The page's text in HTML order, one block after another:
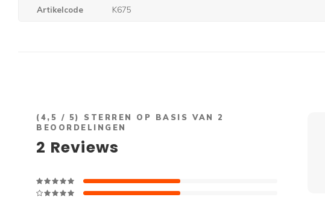
Artikelcode K675
(4,5 / 5) STERREN OP BASIS VAN 2
BEOORDELINGEN
2 Reviews